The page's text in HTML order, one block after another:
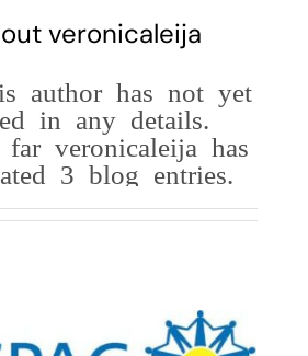
veronicaleija
author has not yet
in any details.
far veronicaleija has
3 blog entries.